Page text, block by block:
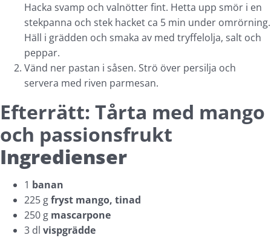
Hacka svamp och valnötter fint. Hetta upp smör i en
stekpanna och stek hacket ca 5 min under omrörning.
Häll i grädden och smaka av med tryffelolja, salt och
peppar.
Vänd ner pastan i såsen. Strö över persilja och
servera med riven parmesan.
Efterrätt: Tårta med mango
och passionsfrukt
Ingredienser
1 banan
225 gfryst mango, tinad
250 g mascarpone
3 dl vispgrädde